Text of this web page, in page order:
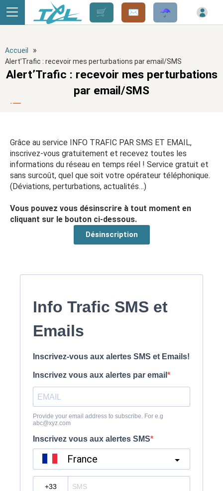
Accueil »
Alert’Trafic : recevoir mes perturbations par email/SMS
Alert’Trafic : recevoir mes perturbations
par email/SMS
Grâce au service INFO TRAFIC PAR SMS ET EMAIL,
inscrivez-vous gratuitement et recevez toutes les
informations du réseau en temps réel ! Service gratuit et
sans surcoût, quel que soit votre opérateur téléphonique.
(Déviations, perturbations, actualités…)
Vous pouvez vous désinscrire à tout moment en
cliquant sur le bouton ci-dessous.
Désinscription
Panneau de gestion des cookies